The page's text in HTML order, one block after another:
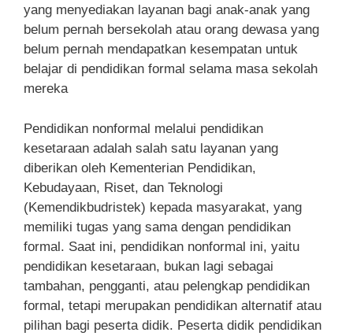
yang menyediakan layanan bagi anak-anak yang
belum pernah bersekolah atau orang dewasa yang
belum pernah mendapatkan kesempatan untuk
belajar di pendidikan formal selama masa sekolah
mereka
Pendidikan nonformal melalui pendidikan
kesetaraan adalah salah satu layanan yang
diberikan oleh Kementerian Pendidikan,
Kebudayaan, Riset, dan Teknologi
(Kemendikbudristek) kepada masyarakat, yang
memiliki tugas yang sama dengan pendidikan
formal. Saat ini, pendidikan nonformal ini, yaitu
pendidikan kesetaraan, bukan lagi sebagai
tambahan, pengganti, atau pelengkap pendidikan
formal, tetapi merupakan pendidikan alternatif atau
pilihan bagi peserta didik. Peserta didik pendidikan